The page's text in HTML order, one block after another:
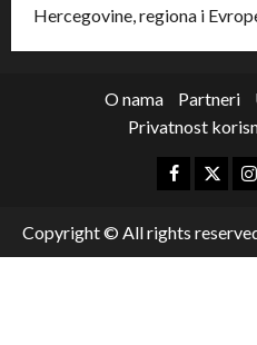
Hercegovine, regiona i
O nama Partneri
Privatnost
Copyright © All rights